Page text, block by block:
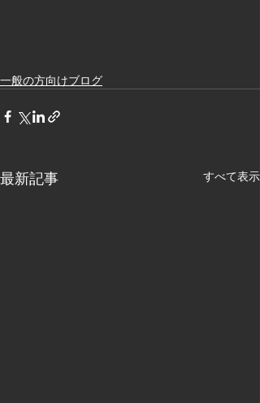
一般の方向けブログ
最新記事 すべて表示